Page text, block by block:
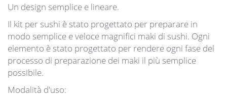
Un design semplice e lineare.
Il kit per sushi è stato progettato per preparare in
modo semplice e veloce magnifici maki di sushi. Ogni
elemento è stato progettato per rendere ogni fase del
processo di preparazione dei maki il più semplice
possibile.
Modalità d'uso: